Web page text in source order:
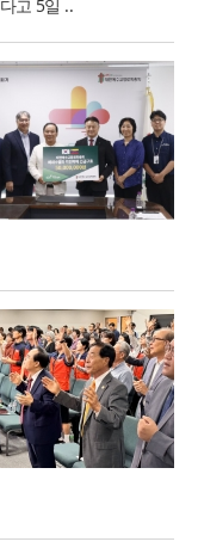
고 5일 ..